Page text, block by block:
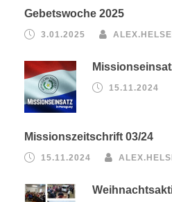
Gebetswoche 2025
3.01.2025
15.11.2024
Missionszeitschrift 03/24
15.11.2024